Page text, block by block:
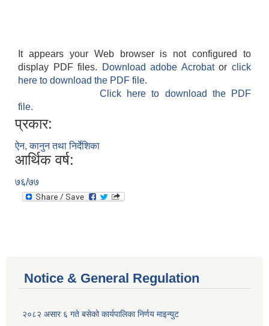
It appears your Web browser is not configured to
display PDF files.
Download adobe Acrobatorclick
here to download the PDF file.
Click here to download the PDF
file.
प्रकार:
ऐन, कानुन तथा निर्देशिका
आर्थिक वर्ष:
७६/७७
Notice & General Regulation
२०८२ असार ६ गते बसेको कार्यपालिका निर्णय माइन्युट